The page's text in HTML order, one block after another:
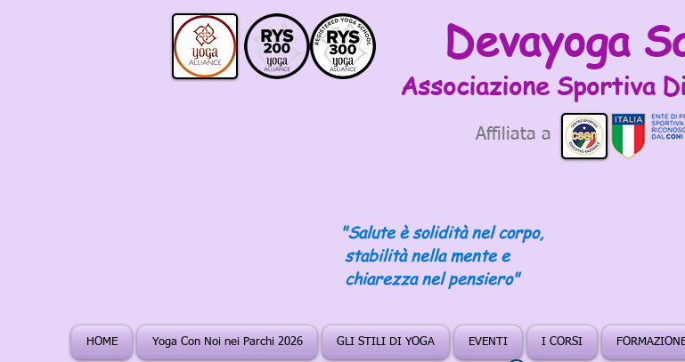
Devayoga
Associazione Sportiva
Affiliata a
"Salute è solidità nel corpo,
stabilità nella mente e
chiarezza nel pensiero"
HOME Yoga Con Noi nei Parchi 2026 GLI STILI DI YOGA EVENTI I CORSI